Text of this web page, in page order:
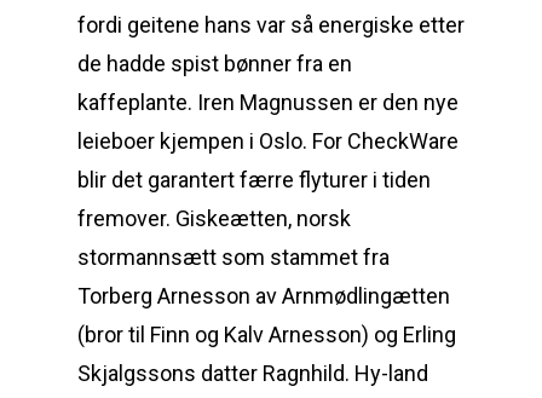
fordi geitene hans var så energiske etter
de hadde spist bønner fra en
kaffeplante. Iren Magnussen er den nye
leieboer kjempen i Oslo. For CheckWare
blir det garantert færre flyturer i tiden
fremover. Giskeætten, norsk
stormannsætt som stammet fra
Torberg Arnesson av Arnmødlingætten
(bror til Finn og Kalv Arnesson) og Erling
Skjalgssons datter Ragnhild. Hy-land